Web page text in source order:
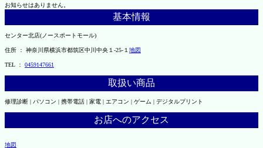
お知らせはありません。
基本情報
センター北店(ノースポートモール)
住所 ： 神奈川県横浜市都筑区中川中央１-25-１ 地図
TEL ： 0459147661
取扱い商品
修理診断 | パソコン | 携帯電話 | 家電 | エアコン | ゲーム | デジタルプリント
お店へのアクセス
地図